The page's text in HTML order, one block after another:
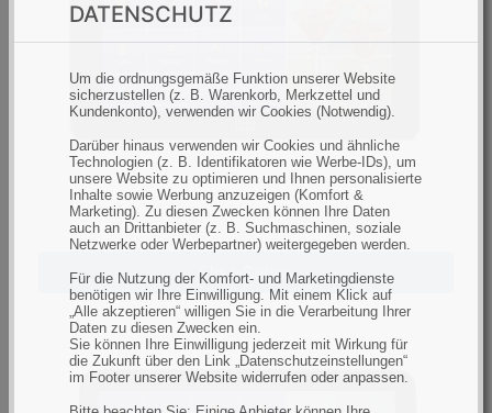
DATENSCHUTZ
Um die ordnungsgemäße Funktion unserer Website
sicherzustellen (z. B. Warenkorb, Merkzettel und
Kundenkonto), verwenden wir Cookies (Notwendig).
Darüber hinaus verwenden wir Cookies und ähnliche
Technologien (z. B. Identifikatoren wie Werbe-IDs), um
unsere Website zu optimieren und Ihnen personalisierte
Inhalte sowie Werbung anzuzeigen (Komfort &
Marketing). Zu diesen Zwecken können Ihre Daten
auch an Drittanbieter (z. B. Suchmaschinen, soziale
Netzwerke oder Werbepartner) weitergegeben werden.
Für die Nutzung der Komfort- und Marketingdienste
benötigen wir Ihre Einwilligung. Mit einem Klick auf
„Alle akzeptieren“ willigen Sie in die Verarbeitung Ihrer
Daten zu diesen Zwecken ein.
Sie können Ihre Einwilligung jederzeit mit Wirkung für
die Zukunft über den Link „Datenschutzeinstellungen“
im Footer unserer Website widerrufen oder anpassen.
Elo I-Series